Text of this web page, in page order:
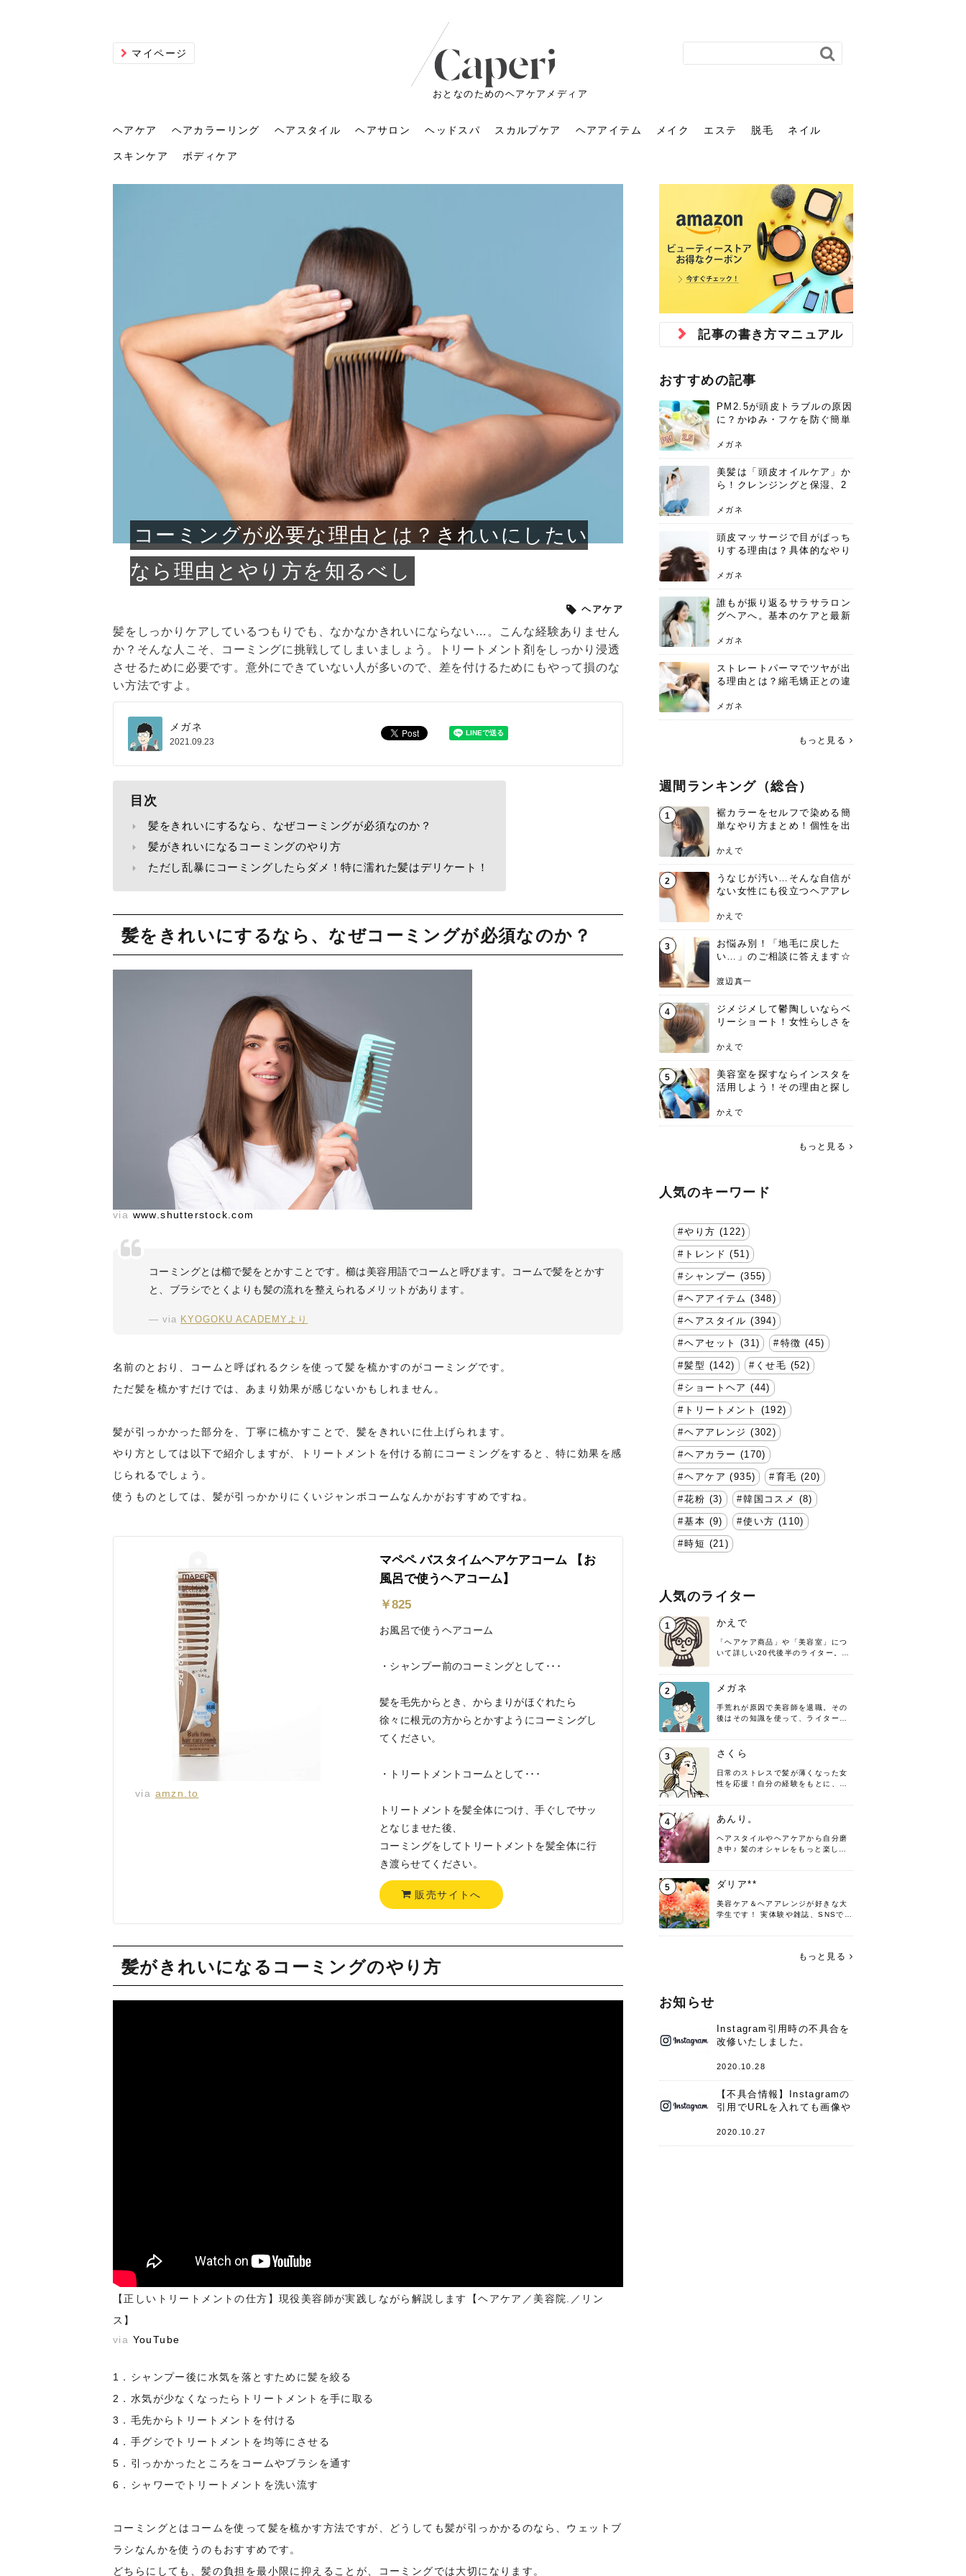
マイページ
おとなのためのヘアケアメディア
ヘアケア
トリートメントの付け方で
仕上がりが変わる｜効かな
い原因...
トリートメントの付け方で仕上がりは
大きく変わります。今回は、毛先中心
かない予防方法と時短寝癖
直し...
新生活シーズン、朝の身支度を少しで
も短くしたい人は多いはず。じつは寝
癖は、...
かえで
花粉で髪がパサパサするの
はなぜ？原因と落とし方・
防ぎ方を紹介
花粉の季節になると、髪がパサつく、
ありま...
さくら
もっと見る
ヘアカラーリング
髪のくすみが気になる人
へ！2026春トレンドの明る
めく...
2026春のトレンドカラーは明るめのく
すみカラーです。ただし、髪がすでに
自然なヘアカラーで作る
「きれい...
職場で浮かない落ち着いたトーンにし
たいけれど、どこか垢抜けた印象にし
たいと...
さくら
肌に合う髪色、どう見つけ
る？「イエベ」「ブルベ」
診断と...
美容室で素敵なヘアカラーに染めても
「なん...
かえで
もっと見る
ヘアスタイル
2026年のショートウルフ最
新トレンドとは？ナチュラ
ル...
2026年のショートウルフは、ナチュラ
ルでエアリーな仕上がりが今っぽい正
年の注目スタイルと長さ別
の...
2026年はレイヤーカットを使った髪型
のトレンドと重なり、ルーズウェーブ
ヘ...
かえで
40代のパーマがダレる原因
とは？自宅でできる復活術
と長...
パーマをかけたばかりなのに、もうカ
はいな...
メガネ
もっと見る
ヘアサロン
美容室に行くのが恥ずかし
い？髪質の変化に気づいた
時こそ...
しばらく美容室に行けていないし、そ
ろそろ髪型を変えて気分転換したいと
た後の美容室の探し方！失
敗しに...
美容室を倒産する数が増えているとい
うニュースがありました。もともと美
容室の...
かえで
前髪を薄くするための美容
院の頼み方とは？失敗しな
いため...
前髪は薄くしたほうが今風でおしゃれ
たいと...
かえで
もっと見る
ヘッドスパ
ヘッドスパの落とし穴！知
らないと損する真実
ヘッドスパは、頭皮の汚れを落として
血行を促進し、リラックス効果や美髪
効果が...
トアップ♪毎日こつこつカン
タン小顔☆
毎日のちょっとした習慣で小顔は作れ
る！頭のこりをほぐしてフェイスライ
ンのリ...
chicca
ヘッドスパで頭皮をケアし
よう！ヘッドスパの効果と
おすすめの人
普段目に見えない頭皮ですが、何のケ
積して...
yukarin
もっと見る
スカルプケア
髪を育てるには？毎日の洗
い方と生活習慣を見直す基
本ケア
髪をきれいに育てるには高価なアイテ
ムを増やす前に、洗い方や乾かし方、
ちりする理由は？具体的な
やり方...
目元の印象を左右するのは目そのもの
ではなく、頭皮の状態かもしれませ
ん。以下...
メガネ
ストレスで髪の毛はどう変
わる？抜け毛・パサつきの
原因と...
最近、髪のツヤがなくなったという方
は、スト...
さくら
もっと見る
ヘアアイテム
発酵エキスシャンプーって
何がいいの？無印良品など
のシャ...
スキンケアで人気の発酵成分が、シャ
ンプーにも広がっています。無印良品
夫！ブラッシング感覚で使
えるヘア...
ヘアアイロンを使うのが苦手、火傷が
怖いと感じている方はいないでしょう
か？そ...
さくら
40代の髪を悩みに最適！韓
国発「ダリーフ」でヘアセ
ット...
韓国コスメを使うのは若い子だけだと
グラム...
さくら
もっと見る
メイク
ミニマリストのメイク術｜
少ないアイテムで「自分ら
しい美...
「たくさんのコスメを持っているの
に、実際に使っているのはいつも同じ
い？針の仕組み・全4種比
較・...
メイクをしている時間も、スキンケア
の時間に変えるという発想から生まれ
たのが...
あかり
「おしゃれ」と「身だしな
み」は違う。相手に信頼感
を与え...
新しい環境に臨むとき、多くの人が意
メイク...
さな
もっと見る
エステ
針で小顔を目指す！美容鍼
の効果と後悔しない選び方
のポイント
フェイスラインをすっきりさせたいと
いうお悩みを抱えている方はいないで
ッサージの違いとは？効果
と、自...
サロンのメニューを見ていると、「リ
ンパマッサージ」の他に「経絡マッサ
ージ」...
あかり
エステの勧誘が怖い人へ。
断ることは悪くない。自分
を守る...
「初回限定〇〇円！」そんなお得な体
に弱い...
さな
もっと見る
脱毛
化粧ノリが変わる「顔脱
毛」。4つのメリットと、始
める前...
顔の産毛をカミソリで剃って、毛抜き
で抜くなど、日々の自己処理を手間に
G？親子で学ぶ、安心・安全
なエ...
「ムダ毛が気になる」とお子さんが悩
んでいる姿を見て、エステ脱毛を検討
し始め...
あおい
「今さら」なんて言わせな
い。40代のVIO・顔脱毛、
賢...
40代になって、ふと自分のムダ毛のこ
毛を...
さな
もっと見る
ネイル
2026年運気アップネイルガ
イドを公開！幸運を呼ぶ色
と...
最近、なんとなく運気が停滞している
気がすると悩んでいないでしょうか？
てる？指先をきれいに見え
るのは...
SNSや雑誌で見かけた素敵なネイルデ
ザインを、いざ自分の爪に試してみた
ら、...
さな
オフィスネイルでも「キラ
キラ」はOK？派手に見えな
い上...
仕事中も、ふとした瞬間に自分の指先
く「キ...
あおい
もっと見る
スキンケア
急に小じわが増えた？原因
と種類の見分け方＆自宅で
できる...
ふと鏡を見て、急に小じわが増えたと
落ち込んでいないでしょうか？じつは
その原...
あおい
ルルルン ハイドラのどれが
良い？その違いは？PDRN
や...
ルルルン ハイドラシリーズを使いたい
けれど、種類が多くてどれを選べばい
さな
ジュベルック スキンの効果
とは？毛穴・ニキビ跡への
ニキビ跡の凸凹をどうにかしたいと、
肌の質感でお悩みではないでしょう
か？肌に...
ゆい
もっと見る
ボディケア
人の手ならではの痩身効
果。オールハンドエステの
魅力と、...
痩身エステと一言で言っても、最新の
機器を使ったものから、昔ながらの手
技によ...
あかり
その医療ダイエット、後悔
しませんか？失敗する人の
共通点...
医師の管理のもと、科学的根拠に基づ
いて行う「医療ダイエット」は、自己
さな
本気の痩身と体質改善に。
アーユルヴェーダに基づく
自己流のダイエットではなかなか落ち
ない、頑固な脂肪やセルライトを、本
気で体...
さな
もっと見る
コーミングが必要な理由とは？きれいにしたい
なら理由とやり方を知るべし
ヘアケア
髪をしっかりケアしているつもりでも、なかなかきれいにならない…。こんな経験ありません
か？そんな人こそ、コーミングに挑戦してしまいましょう。トリートメント剤をしっかり浸透
させるために必要です。意外にできていない人が多いので、差を付けるためにもやって損のな
い方法ですよ。
メガネ
2021.09.23
目次
髪をきれいにするなら、なぜコーミングが必須なのか？
髪がきれいになるコーミングのやり方
ただし乱暴にコーミングしたらダメ！特に濡れた髪はデリケート！
髪をきれいにするなら、なぜコーミングが必須なのか？
via www.shutterstock.com
コーミングとは櫛で髪をとかすことです。櫛は美容用語でコームと呼びます。コームで髪をとかす
と、ブラシでとくよりも髪の流れを整えられるメリットがあります。
via KYOGOKU ACADEMYより
名前のとおり、コームと呼ばれるクシを使って髪を梳かすのがコーミングです。
ただ髪を梳かすだけでは、あまり効果が感じないかもしれません。
髪が引っかかった部分を、丁寧に梳かすことで、髪をきれいに仕上げられます。
やり方としては以下で紹介しますが、トリートメントを付ける前にコーミングをすると、特に効果を感
じられるでしょう。
使うものとしては、髪が引っかかりにくいジャンボコームなんかがおすすめですね。
via amzn.to
マペペ バスタイムヘアケアコーム 【お
風呂で使うヘアコーム】
￥825
お風呂で使うヘアコーム
・シャンプー前のコーミングとして･･･
髪を毛先からとき、からまりがほぐれたら
徐々に根元の方からとかすようにコーミングし
てください。
・トリートメントコームとして･･･
トリートメントを髪全体につけ、手ぐしでサッ
となじませた後、
コーミングをしてトリートメントを髪全体に行
き渡らせてください。
販売サイトへ
髪がきれいになるコーミングのやり方
【正しいトリートメントの仕方】現役美容師が実践しながら解説します【ヘアケア／美容院.／リン
ス】
via YouTube
1．シャンプー後に水気を落とすために髪を絞る
2．水気が少なくなったらトリートメントを手に取る
3．毛先からトリートメントを付ける
4．手グシでトリートメントを均等にさせる
5．引っかかったところをコームやブラシを通す
6．シャワーでトリートメントを洗い流す
コーミングとはコームを使って髪を梳かす方法ですが、どうしても髪が引っかかるのなら、ウェットブ
ラシなんかを使うのもおすすめです。
どちらにしても、髪の負担を最小限に抑えることが、コーミングでは大切になります。
記事の書き方マニュアル
おすすめの記事
PM2.5が頭皮トラブルの原因
に？かゆみ・フケを防ぐ簡単
メガネ
美髪は「頭皮オイルケア」か
ら！クレンジングと保湿、2
メガネ
頭皮マッサージで目がぱっち
りする理由は？具体的なやり
メガネ
誰もが振り返るサラサラロン
グヘアへ。基本のケアと最新
メガネ
ストレートパーマでツヤが出
る理由とは？縮毛矯正との違
メガネ
もっと見る
週間ランキング（総合）
1
裾カラーをセルフで染める簡
単なやり方まとめ！個性を出
かえで
2
うなじが汚い…そんな自信が
ない女性にも役立つヘアアレ
かえで
3
お悩み別！「地毛に戻した
い…」のご相談に答えます☆
渡辺真一
4
ジメジメして鬱陶しいならベ
リーショート！女性らしさを
かえで
5
美容室を探すならインスタを
活用しよう！その理由と探し
かえで
もっと見る
人気のキーワード
やり方 (122)
トレンド (51)
シャンプー (355)
ヘアアイテム (348)
ヘアスタイル (394)
ヘアセット (31) 特徴 (45)
髪型 (142) くせ毛 (52)
ショートヘア (44)
トリートメント (192)
ヘアアレンジ (302)
ヘアカラー (170)
ヘアケア (935) 育毛 (20)
花粉 (3) 韓国コスメ (8)
基本 (9) 使い方 (110)
時短 (21)
人気のライター
1 かえで
「ヘアケア商品」や「美容室」につ
いて詳しい20代後半のライター。楽
す！
2 メガネ
手荒れが原因で美容師を退職。その
後はその知識を使って、ライターと
髪の知識をわかりやすく紹介しま
す！
3 さくら
日常のストレスで髪が薄くなった女
性を応援！自分の経験をもとに、執
4 あんり。
ヘアスタイルやヘアケアから自分磨
き中♪ 髪のオシャレをもっと楽しめ
♡ 役立つ情報をお届けできるように
頑張ります！よろしくお願いしま
5 ダリア**
美容ケア＆ヘアアレンジが好きな大
学生です！ 実体験や雑誌、SNSで知
す。 これからよろしくお願いします
もっと見る
お知らせ
Instagram引用時の不具合を
改修いたしました。
2020.10.28
【不具合情報】Instagramの
引用でURLを入れても画像や
件
2020.10.27